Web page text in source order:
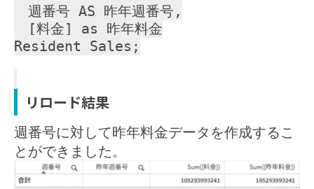
週番号 AS 昨年週番号,
[料金] as 昨年料金
Resident Sales;
リロード結果
週番号に対して昨年料金データを作成するこ
とができました。